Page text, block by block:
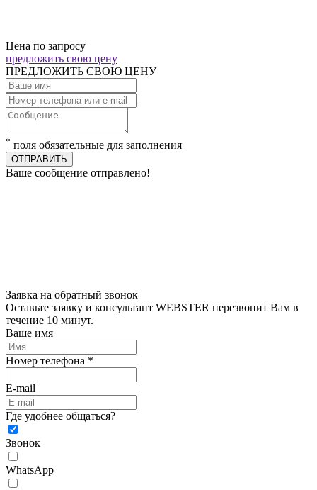
Цена по запросу
предложить свою цену
ПРЕДЛОЖИТЬ СВОЮ ЦЕНУ
* поля обязательные для заполнения
ОТПРАВИТЬ
Ваше сообщение отправлено!
Заявка на обратный звонок
Оставьте заявку и консультант WEBSTER перезвонит Вам в
течение 10 минут.
Ваше имя
Номер телефона *
E-mail
Где удобнее общаться?
Звонок
WhatsApp